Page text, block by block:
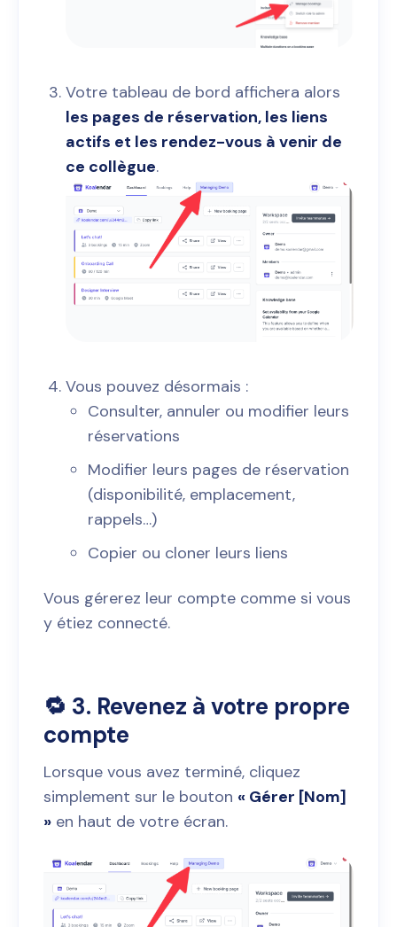
Votre tableau de bord affichera alors
les pages de réservation, les liens
actifs et les rendez-vous à venir de
ce collègue.
Vous pouvez désormais :
Consulter, annuler ou modifier leurs
réservations
Modifier leurs pages de réservation
(disponibilité, emplacement,
rappels…)
Copier ou cloner leurs liens
Vous gérerez leur compte comme si vous
y étiez connecté.
🔁 3. Revenez à votre propre
compte
Lorsque vous avez terminé, cliquez
simplement sur le bouton « Gérer [Nom]
» en haut de votre écran.